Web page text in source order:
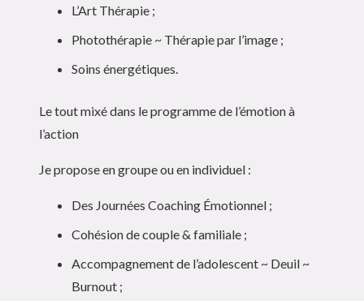
L’Art Thérapie ;
Photothérapie ~ Thérapie par l’image ;
Soins énergétiques.
Le tout mixé dans le programme de l’émotion à
l’action
Je propose en groupe ou en individuel :
Des Journées Coaching Émotionnel ;
Cohésion de couple & familiale ;
Accompagnement de l’adolescent ~ Deuil ~
Burnout ;